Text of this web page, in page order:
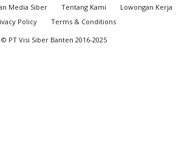
Media Siber Tentang Kami
Lowongan Kerja
Policy
Terms & Conditions
© PT Visi Siber Banten 2016-2025